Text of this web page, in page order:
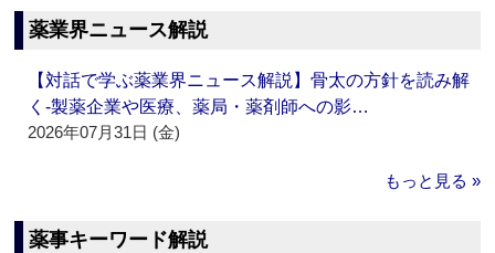
薬業界ニュース解説
【対話で学ぶ薬業界ニュース解説】骨太の方針を読み解
く‐製薬企業や医療、薬局・薬剤師への影…
2026年07月31日 (金)
もっと見る »
薬事キーワード解説